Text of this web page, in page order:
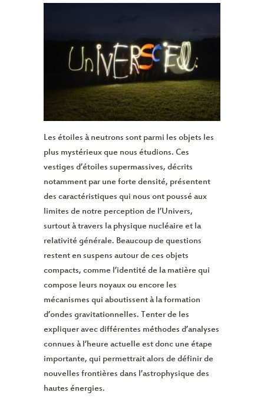
Les étoiles à neutrons sont parmi les objets les
plus mystérieux que nous étudions. Ces
vestiges d’étoiles supermassives, décrits
notamment par une forte densité, présentent
des caractéristiques qui nous ont poussé aux
limites de notre perception de l’Univers,
surtout à travers la physique nucléaire et la
relativité générale. Beaucoup de questions
restent en suspens autour de ces objets
compacts, comme l’identité de la matière qui
compose leurs noyaux ou encore les
mécanismes qui aboutissent à la formation
d’ondes gravitationnelles. Tenter de les
expliquer avec différentes méthodes d’analyses
connues à l’heure actuelle est donc une étape
importante, qui permettrait alors de définir de
nouvelles frontières dans l’astrophysique des
hautes énergies.